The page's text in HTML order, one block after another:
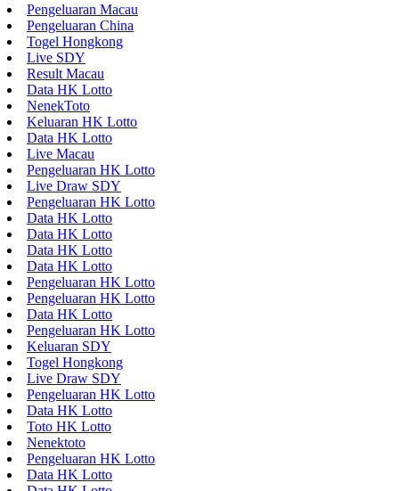
Pengeluaran Macau
Pengeluaran China
Togel Hongkong
Live SDY
Result Macau
Data HK Lotto
NenekToto
Keluaran HK Lotto
Data HK Lotto
Live Macau
Pengeluaran HK Lotto
Live Draw SDY
Pengeluaran HK Lotto
Data HK Lotto
Data HK Lotto
Data HK Lotto
Data HK Lotto
Pengeluaran HK Lotto
Pengeluaran HK Lotto
Data HK Lotto
Pengeluaran HK Lotto
Keluaran SDY
Togel Hongkong
Live Draw SDY
Pengeluaran HK Lotto
Data HK Lotto
Toto HK Lotto
Nenektoto
Pengeluaran HK Lotto
Data HK Lotto